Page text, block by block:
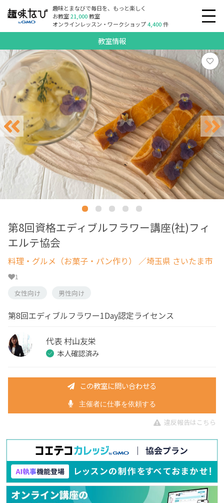
趣味とまなびで毎日を、もっと楽しく
お教室21,000教室
オンラインレッスン・ワークショップ4,400件
教室情報
第8回資格エディブルフラワー講座(社)フィ
エルテ協会
料理・グルメ（お菓子・パン作り） ／埼玉県 さいたま市
1
女性向け
男性向け
第8回エディブルフラワー1Day認定ライセンス
代表 村山友栄
本人確認済み
この教室に問い合わせる
主催者に仕事を依頼する
違反報告はこちら